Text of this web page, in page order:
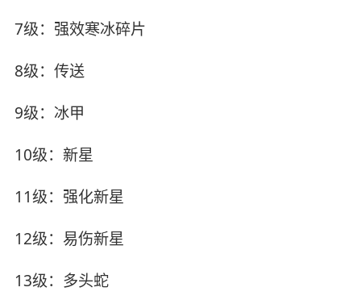
7级：强效寒冰碎片
8级：传送
9级：冰甲
10级：新星
11级：强化新星
12级：易伤新星
13级：多头蛇